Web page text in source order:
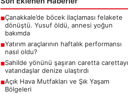
■Çanakkale’de böcek ilaçlaması felakete
dönüştü. Yusuf öldü, annesi yoğun
bakımda
■Yatırım araçlarının haftalık performansı
nasıl oldu?
■Sahilde yönünü şaşıran caretta carettayı
vatandaşlar denize ulaştırdı
■Açık Hava Mutfakları ve Şık Yaşam
Bölgeleri